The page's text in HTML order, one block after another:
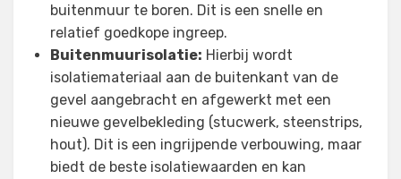
buitenmuur te boren. Dit is een snelle en
relatief goedkope ingreep.
Buitenmuurisolatie: Hierbij wordt
isolatiemateriaal aan de buitenkant van de
gevel aangebracht en afgewerkt met een
nieuwe gevelbekleding (stucwerk, steenstrips,
hout). Dit is een ingrijpende verbouwing, maar
biedt de beste isolatiewaarden en kan